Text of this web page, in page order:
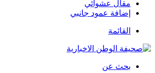
مقال عشوائي
إضافة عمود جانبي
القائمة
بحث عن